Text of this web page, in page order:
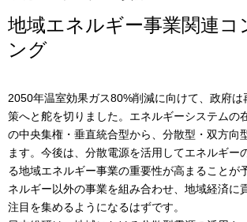
地域エネルギー事業関連コ
ング
2050年温室効果ガス80%削減に向けて、政府は
策へと舵を切りました。エネルギーシステムの
の中央集権・垂直統合型から、分散型・双方向
ます。今後は、分散電源を活用してエネルギー
る地域エネルギー事業の重要性が高まることが
ネルギー以外の事業を組み合わせ、地域経済に
注目を集めるようになるはずです。